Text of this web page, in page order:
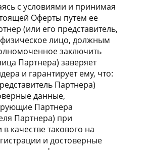
с условиями и принимая
Оферты путем ее
(или его представитель,
лицо, должным
заключить
Партнера) заверяет
и гарантирует ему, что:
Партнера)
данные,
Партнера
Партнера) при
в качестве такового на
и достоверные